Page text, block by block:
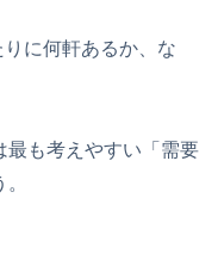
りに何軒あるか、な
最も考えやすい「需要